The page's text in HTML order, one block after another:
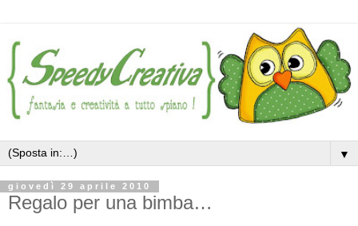
▼
giovedì 29 aprile 2010
Regalo per una bimba…